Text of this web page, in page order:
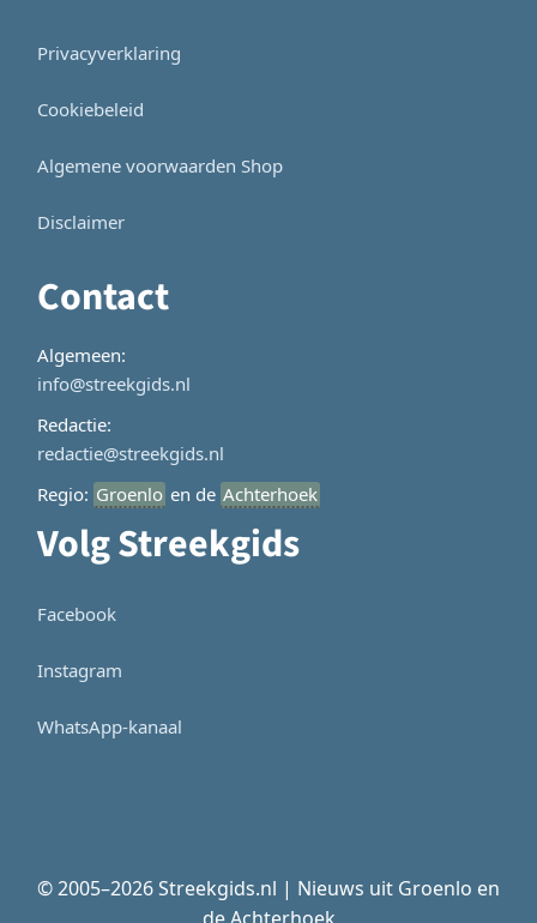
Privacyverklaring
Cookiebeleid
Algemene voorwaarden Shop
Disclaimer
Contact
Algemeen:
info@streekgids.nl
Redactie:
redactie@streekgids.nl
Regio: Groenlo en de Achterhoek
Volg Streekgids
Facebook
Instagram
WhatsApp-kanaal
© 2005–2026 Streekgids.nl | Nieuws uit Groenlo en